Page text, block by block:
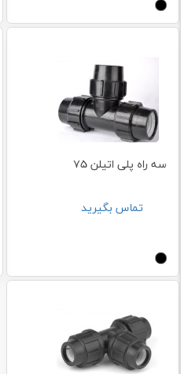
سه راه پلی اتیلن 75
تماس بگیرید